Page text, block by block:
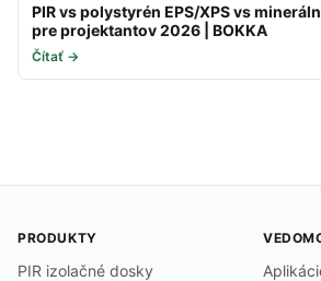
PIR vs polystyrén EPS/XPS vs
pre projektantov 2026 | BOKKA
Čítať →
PRODUKTY
PIR izolačné dosky